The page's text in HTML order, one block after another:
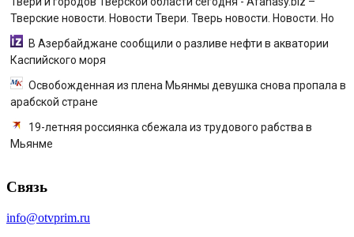
Тверские новости. Новости Твери. Тверь новости. Новости. Но
В Азербайджане сообщили о разливе нефти в акватории
Каспийского моря
Освобожденная из плена Мьянмы девушка снова пропала в
арабской стране
19-летняя россиянка сбежала из трудового рабства в
Мьянме
Связь
info@otvprim.ru